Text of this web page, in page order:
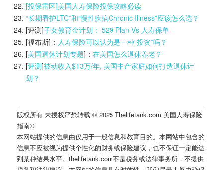
[投保雷区]美国人寿保险投保攻略必读
“长期看护LTC”和“慢性疾病Chronic Illness”应该怎么选？
[评测]子女教育金计划： 529 Plan Vs 人寿保单
[福布斯]： 人寿保险可以认为是一种“投资”吗？
[美国退休计划专题]： 在美国怎么退休养老？
[评测]被动收入$13万/年, 美国中产家庭如何打造退休计
划？
版权所有 未授权严禁转载 © 2025 Thelifetank.com 美国人寿保险
指南©️
本网站提供的信息由仅用于一般信息和教育目的。本网站中包含的
信息不应被视为提供个性化的财务或保险建议，也不保证一定能达
到某种结果水平。thelifetank.com不是税务或法律事务所，不提供